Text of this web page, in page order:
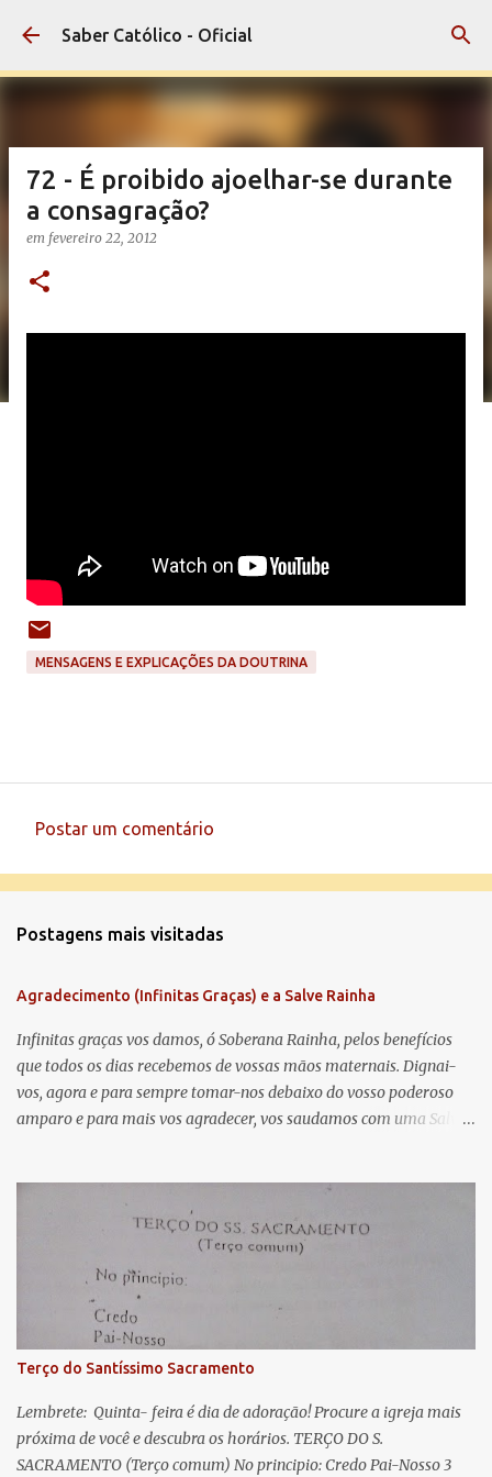
Pular para o conteúdo principal
Saber Católico - Oficial
72 - É proibido ajoelhar-se durante
a consagração?
em fevereiro 22, 2012
MENSAGENS E EXPLICAÇÕES DA DOUTRINA
e
t
á
r
i
o
Postar um comentário
Postagens mais visitadas
Agradecimento (Infinitas Graças) e a Salve Rainha
Infinitas graças vos damos, ó Soberana Rainha, pelos benefícios
que todos os dias recebemos de vossas mãos maternais. Dignai-
vos, agora e para sempre tomar-nos debaixo do vosso poderoso
amparo e para mais vos agradecer, vos saudamos com uma Salve
lágrimas. Eia, pois, Advogada nossa, estes vossos olhos
misericordiosos a nós volvei, e depois deste desterro, mostrai-nos
Jesus. Bendito é o fruto do vosso ventre, ó clemente, ó piedosa, ó
doce e sempre Virgem Maria. Rogai por nós Santa Mãe de Deus.
Para que sejamos dignos das promessas de Cristo. Amém.
Terço do Santíssimo Sacramento
Lembrete: Quinta- feira é dia de adoração! Procure a igreja mais
próxima de você e descubra os horários. TERÇO DO S.
SACRAMENTO (Terço comum) No principio: Credo Pai-Nosso 3